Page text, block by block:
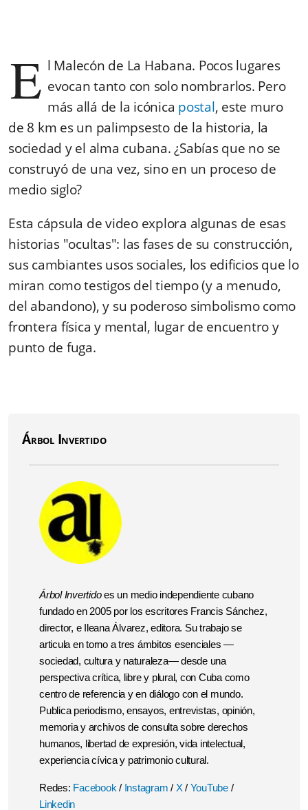
E l Malecón de La Habana. Pocos lugares
evocan tanto con solo nombrarlos. Pero
más allá de la icónica postal, este muro
de 8 km es un palimpsesto de la historia, la
sociedad y el alma cubana. ¿Sabías que no se
construyó de una vez, sino en un proceso de
medio siglo?
Esta cápsula de video explora algunas de esas
historias "ocultas": las fases de su construcción,
sus cambiantes usos sociales, los edificios que lo
miran como testigos del tiempo (y a menudo,
del abandono), y su poderoso simbolismo como
frontera física y mental, lugar de encuentro y
punto de fuga.
Árbol Invertido
Árbol Invertidoes un medio independiente cubano
fundado en 2005 por los escritores Francis Sánchez,
director, e Ileana Álvarez, editora. Su trabajo se
articula en torno a tres ámbitos esenciales —
sociedad, cultura y naturaleza— desde una
perspectiva crítica, libre y plural, con Cuba como
centro de referencia y en diálogo con el mundo.
Publica periodismo, ensayos, entrevistas, opinión,
memoria y archivos de consulta sobre derechos
humanos, libertad de expresión, vida intelectual,
experiencia cívica y patrimonio cultural.
Redes: Facebook / Instagram / X/ YouTube /
Linkedin